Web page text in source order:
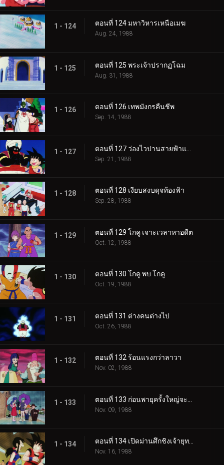
1 - 124 ตอนที่ 124 มหาวิหารเหนือเมฆ
Aug. 24, 1988
1 - 125 ตอนที่ 125 พระเจ้าปรากฏโฉม
Aug. 31, 1988
1 - 126 ตอนที่ 126 เทพมังกรคืนชีพ
Sep. 14, 1988
1 - 127
Sep. 21, 1988
1 - 128 ตอนที่ 128 เงียบสงบดุจท้องฟ้า
Sep. 28, 1988
1 - 129 ตอนที่ 129 โกคู เจาะเวลาหาอดีต
Oct. 12, 1988
1 - 130 ตอนที่ 130 โกคู พบ โกคู
Oct. 19, 1988
1 - 131 ตอนที่ 131 ต่างคนต่างไป
Oct. 26, 1988
1 - 132 ตอนที่ 132 ร้อนแรงกว่าลาวา
Nov. 02, 1988
1 - 133
Nov. 09, 1988
1 - 134 ตอนที่ 134 เปิดม่านศึกชิงเจ้ายุทธภพ
Nov. 16, 1988